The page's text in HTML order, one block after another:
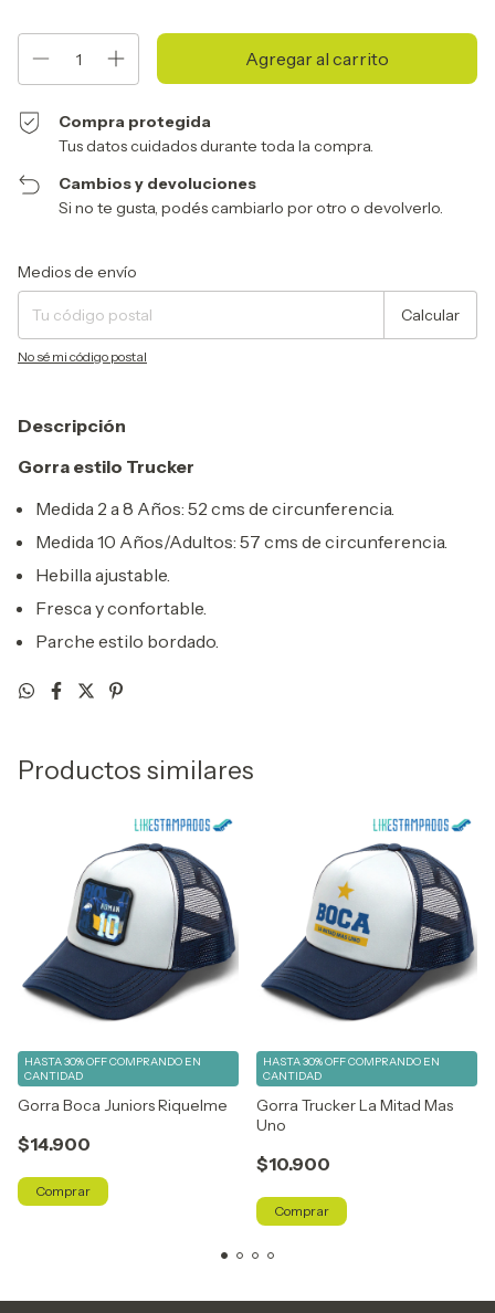
Compra protegida
Tus datos cuidados durante toda la compra.
Cambios y devoluciones
Si no te gusta, podés cambiarlo por otro o devolverlo.
Entregas para el CP:
Medios de envío
Calcular
No sé mi código postal
Descripción
Gorra estilo Trucker
Medida 2 a 8 Años: 52 cms de circunferencia.
Medida 10 Años/Adultos: 57 cms de circunferencia.
Hebilla ajustable.
Fresca y confortable.
Parche estilo bordado.
Productos similares
Gorra Boca Juniors Riquelme
$14.900
HASTA 30% OFFCOMPRANDO EN
CANTIDAD
Comprar
Gorra Trucker La Mitad Mas
Uno
$10.900
HASTA 30% OFFCOMPRANDO EN
CANTIDAD
Comprar